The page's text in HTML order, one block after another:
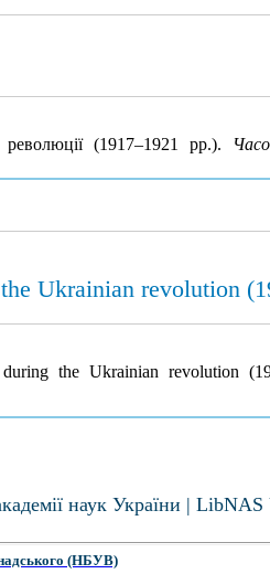
(1917–1921 рр.).
Ukrainian revolution
the Ukrainian revolution
наук України |
(НБУВ)